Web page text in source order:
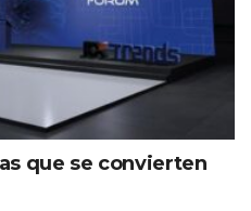
que se convierten